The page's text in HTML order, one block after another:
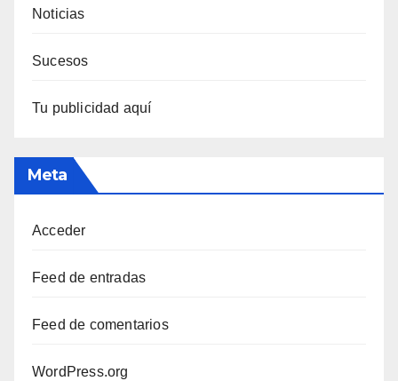
Noticias
Sucesos
Tu publicidad aquí
Meta
Acceder
Feed de entradas
Feed de comentarios
WordPress.org